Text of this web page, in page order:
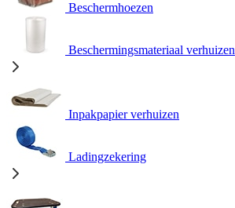
Beschermhoezen
Beschermingsmateriaal verhuizen
Inpakpapier verhuizen
Ladingzekering